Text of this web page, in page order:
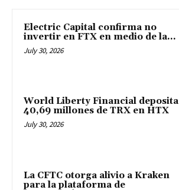
Electric Capital confirma no
invertir en FTX en medio de la...
July 30, 2026
World Liberty Financial deposita
40,69 millones de TRX en HTX
July 30, 2026
La CFTC otorga alivio a Kraken
para la plataforma de